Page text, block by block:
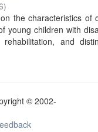
)
the characteristics of
young children with
and
© 2002-